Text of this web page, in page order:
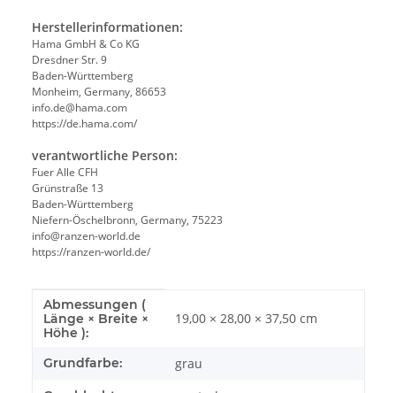
Herstellerinformationen:
Hama GmbH & Co KG
Dresdner Str. 9
Baden-Württemberg
Monheim, Germany, 86653
info.de@hama.com
https://de.hama.com/
verantwortliche Person:
Fuer Alle CFH
Grünstraße 13
Baden-Württemberg
Niefern-Öschelbronn, Germany, 75223
info@ranzen-world.de
https://ranzen-world.de/
Produkteigenschaft
Wert
Abmessungen (
Länge × Breite ×
Höhe ):
19,00 × 28,00 × 37,50 cm
Grundfarbe: grau